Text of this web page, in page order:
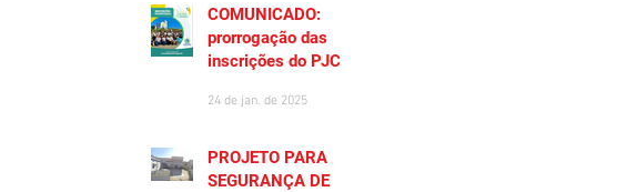
COMUNICADO:
prorrogação das
inscrições do PJC
24 de jan. de 2025
PROJETO PARA
SEGURANÇA DE